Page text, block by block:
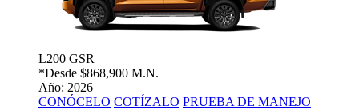
L200 GSR
*Desde $868,900 M.N.
Año: 2026
CONÓCELO COTÍZALO PRUEBA DE MANEJO